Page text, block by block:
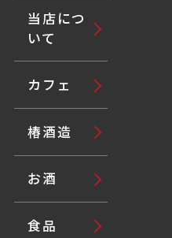
当店につ
いて
カフェ
椿酒造
お酒
食品